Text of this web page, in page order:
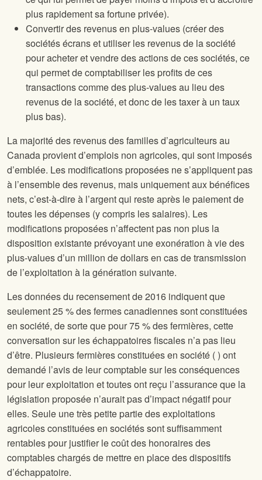
plus rapidement sa fortune privée).
Convertir des revenus en plus-values (créer des
sociétés écrans et utiliser les revenus de la société
pour acheter et vendre des actions de ces sociétés, ce
qui permet de comptabiliser les profits de ces
transactions comme des plus-values au lieu des
revenus de la société, et donc de les taxer à un taux
plus bas).
La majorité des revenus des familles d’agriculteurs au
Canada provient d’emplois non agricoles, qui sont imposés
d’emblée. Les modifications proposées ne s’appliquent pas
à l’ensemble des revenus, mais uniquement aux bénéfices
nets, c’est-à-dire à l’argent qui reste après le paiement de
toutes les dépenses (y compris les salaires). Les
modifications proposées n’affectent pas non plus la
disposition existante prévoyant une exonération à vie des
plus-values d’un million de dollars en cas de transmission
de l’exploitation à la génération suivante.
Les données du recensement de 2016 indiquent que
seulement 25 % des fermes canadiennes sont constituées
en société, de sorte que pour 75 % des fermières, cette
conversation sur les échappatoires fiscales n’a pas lieu
d’être. Plusieurs fermières constituées en société () ont
demandé l’avis de leur comptable sur les conséquences
pour leur exploitation et toutes ont reçu l’assurance que la
législation proposée n’aurait pas d’impact négatif pour
elles. Seule une très petite partie des exploitations
agricoles constituées en sociétés sont suffisamment
rentables pour justifier le coût des honoraires des
comptables chargés de mettre en place des dispositifs
d’échappatoire.